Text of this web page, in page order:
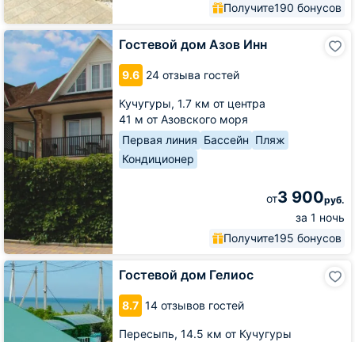
Получите190 бонусов
Гостевой дом Азов Инн
9.6 24 отзыва гостей
Кучугуры, 1.7 км от центра
41 м от Азовского моря
Первая линия Бассейн Пляж
Кондиционер
от3 900руб.
за 1 ночь
Получите195 бонусов
Гостевой
дом
Азов
Инн
Гостевой дом Гелиос
8.7 14 отзывов гостей
Пересыпь, 14.5 км от Кучугуры
Гостевой
дом
Гелиос